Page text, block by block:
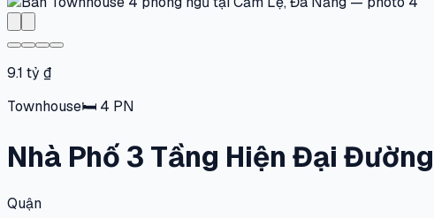
9.1 tỷ ₫
Townhouse🛏 4 PN
Nhà Phố 3 Tầng Hiện Đại
Quận